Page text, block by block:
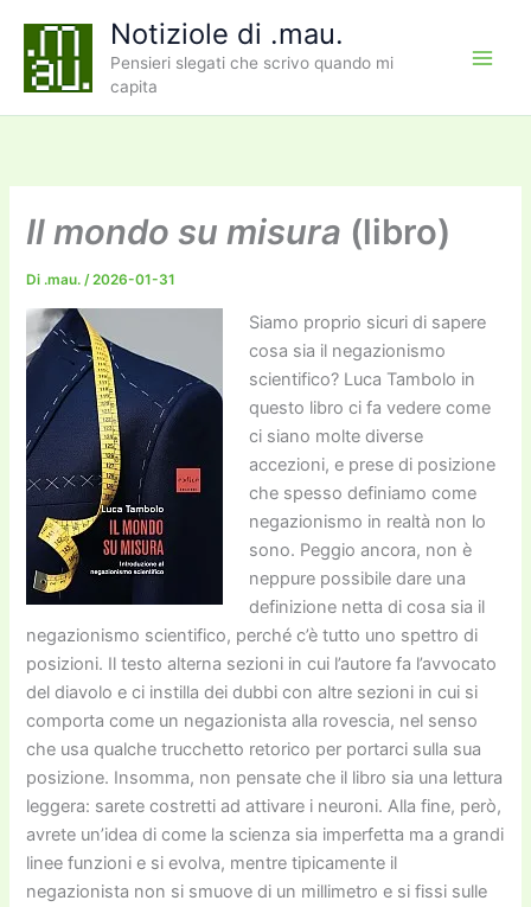
contenuto
Notiziole di .mau.
Pensieri slegati che scrivo quando mi
capita
Il mondo su misura (libro)
Di .mau./2026-01-31
Siamo proprio sicuri di sapere
cosa sia il negazionismo
scientifico? Luca Tambolo in
questo libro ci fa vedere come
ci siano molte diverse
accezioni, e prese di posizione
che spesso definiamo come
negazionismo in realtà non lo
sono. Peggio ancora, non è
neppure possibile dare una
definizione netta di cosa sia il
negazionismo scientifico, perché c’è tutto uno spettro di
posizioni. Il testo alterna sezioni in cui l’autore fa l’avvocato
del diavolo e ci instilla dei dubbi con altre sezioni in cui si
comporta come un negazionista alla rovescia, nel senso
che usa qualche trucchetto retorico per portarci sulla sua
posizione. Insomma, non pensate che il libro sia una lettura
leggera: sarete costretti ad attivare i neuroni. Alla fine, però,
avrete un’idea di come la scienza sia imperfetta ma a grandi
linee funzioni e si evolva, mentre tipicamente il
negazionista non si smuove di un millimetro e si fissi sulle